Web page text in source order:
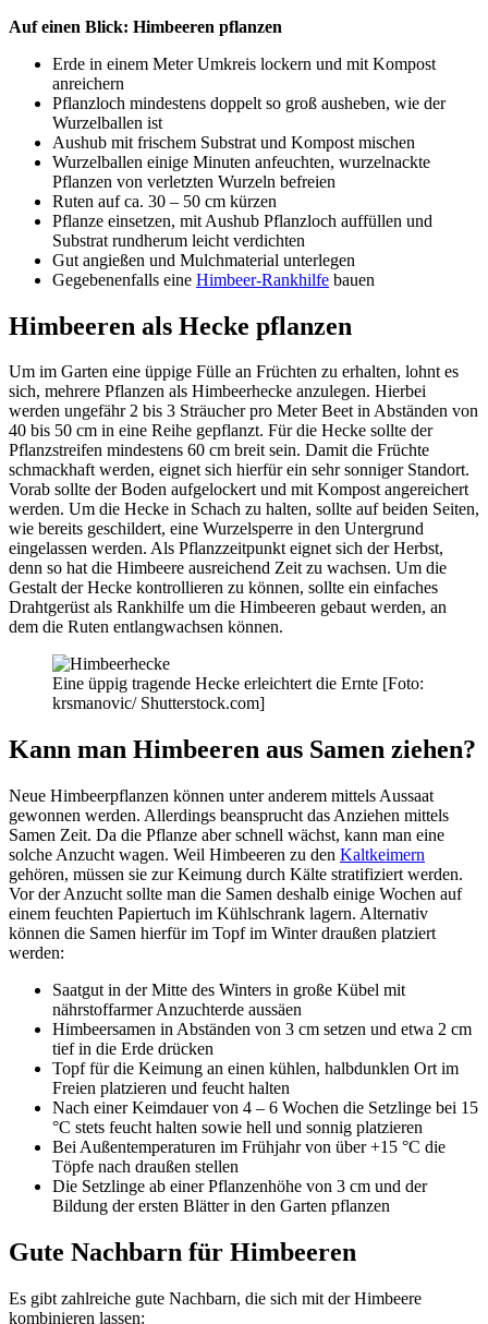
Auf einen Blick: Himbeeren pflanzen
Erde in einem Meter Umkreis lockern und mit Kompost
anreichern
Pflanzloch mindestens doppelt so groß ausheben, wie der
Wurzelballen ist
Aushub mit frischem Substrat und Kompost mischen
Wurzelballen einige Minuten anfeuchten, wurzelnackte
Pflanzen von verletzten Wurzeln befreien
Ruten auf ca. 30 – 50 cm kürzen
Pflanze einsetzen, mit Aushub Pflanzloch auffüllen und
Substrat rundherum leicht verdichten
Gut angießen und Mulchmaterial unterlegen
Gegebenenfalls eine Himbeer-Rankhilfe bauen
Himbeeren als Hecke pflanzen
Um im Garten eine üppige Fülle an Früchten zu erhalten, lohnt es
sich, mehrere Pflanzen als Himbeerhecke anzulegen. Hierbei
werden ungefähr 2 bis 3 Sträucher pro Meter Beet in Abständen von
40 bis 50 cm in eine Reihe gepflanzt. Für die Hecke sollte der
Pflanzstreifen mindestens 60 cm breit sein. Damit die Früchte
schmackhaft werden, eignet sich hierfür ein sehr sonniger Standort.
Vorab sollte der Boden aufgelockert und mit Kompost angereichert
werden. Um die Hecke in Schach zu halten, sollte auf beiden Seiten,
wie bereits geschildert, eine Wurzelsperre in den Untergrund
eingelassen werden. Als Pflanzzeitpunkt eignet sich der Herbst,
denn so hat die Himbeere ausreichend Zeit zu wachsen. Um die
Gestalt der Hecke kontrollieren zu können, sollte ein einfaches
Drahtgerüst als Rankhilfe um die Himbeeren gebaut werden, an
dem die Ruten entlangwachsen können.
Eine üppig tragende Hecke erleichtert die Ernte [Foto:
krsmanovic/ Shutterstock.com]
Kann man Himbeeren aus Samen ziehen?
Neue Himbeerpflanzen können unter anderem mittels Aussaat
gewonnen werden. Allerdings beansprucht das Anziehen mittels
Samen Zeit. Da die Pflanze aber schnell wächst, kann man eine
solche Anzucht wagen. Weil Himbeeren zu den Kaltkeimern
gehören, müssen sie zur Keimung durch Kälte stratifiziert werden.
Vor der Anzucht sollte man die Samen deshalb einige Wochen auf
einem feuchten Papiertuch im Kühlschrank lagern. Alternativ
können die Samen hierfür im Topf im Winter draußen platziert
werden:
Saatgut in der Mitte des Winters in große Kübel mit
nährstoffarmer Anzuchterde aussäen
Himbeersamen in Abständen von 3 cm setzen und etwa 2 cm
tief in die Erde drücken
Topf für die Keimung an einen kühlen, halbdunklen Ort im
Freien platzieren und feucht halten
Nach einer Keimdauer von 4 – 6 Wochen die Setzlinge bei 15
°C stets feucht halten sowie hell und sonnig platzieren
Bei Außentemperaturen im Frühjahr von über +15 °C die
Töpfe nach draußen stellen
Die Setzlinge ab einer Pflanzenhöhe von 3 cm und der
Bildung der ersten Blätter in den Garten pflanzen
Gute Nachbarn für Himbeeren
Es gibt zahlreiche gute Nachbarn, die sich mit der Himbeere
kombinieren lassen: